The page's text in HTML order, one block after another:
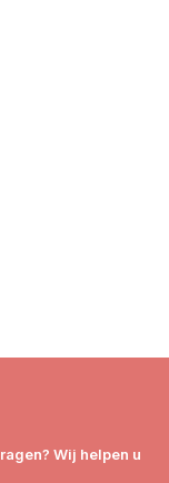
Wij helpen u